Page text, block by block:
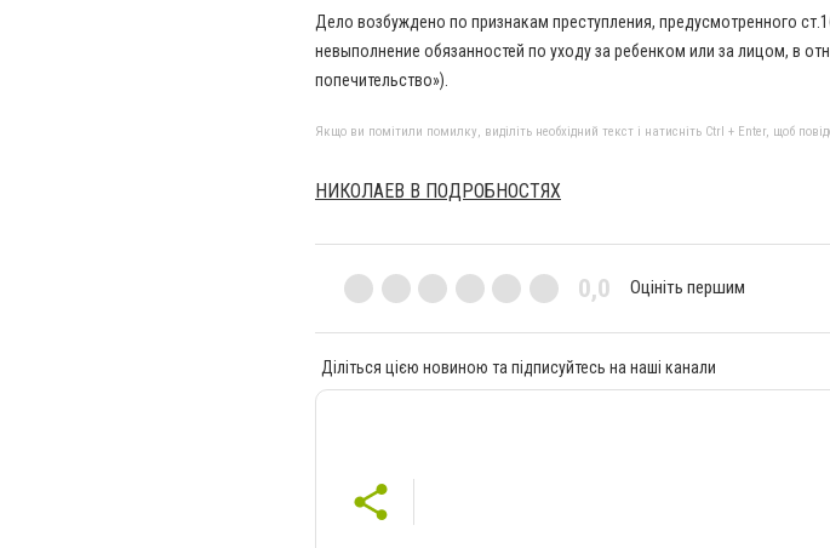
Дело возбуждено по признакам преступления, предусмотренного
невыполнение обязанностей по уходу за ребенком или за лицом, в
попечительство»).
Якщо ви помітили помилку, виділіть необхідний текст і натисніть Ctrl + Enter, щоб
НИКОЛАЕВ В ПОДРОБНОСТЯХ
0,0 Оцініть першим
Діліться цією новиною та підписуйтесь на наші канали